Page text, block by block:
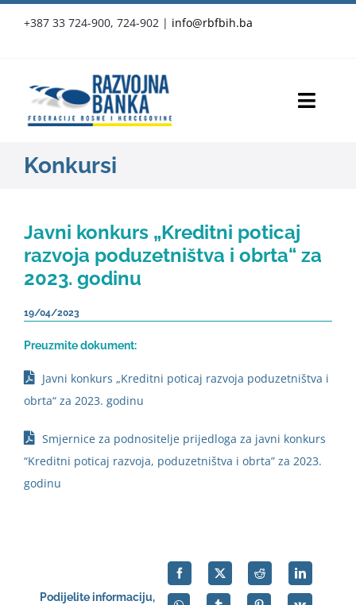
+387 33 724-900, 724-902 | info@rbfbih.ba
Službene objave
English
Konkursi
Javni konkurs „Kreditni poticaj
razvoja poduzetništva i obrta“ za
2023. godinu
19/04/2023
Preuzmite dokument:
Javni konkurs „Kreditni poticaj razvoja poduzetništva i
obrta“ za 2023. godinu
Smjernice za podnositelje prijedloga za javni konkurs
“Kreditni poticaj razvoja, poduzetništva i obrta” za 2023.
godinu
Podijelite informaciju,